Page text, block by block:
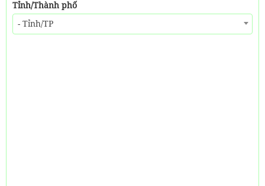
Tỉnh/Thành phố
- Tỉnh/TP